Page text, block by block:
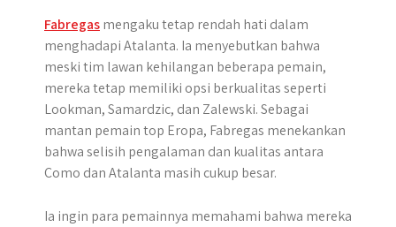
Fabregasmengaku tetap rendah hati dalam
menghadapi Atalanta. Ia menyebutkan bahwa
meski tim lawan kehilangan beberapa pemain,
mereka tetap memiliki opsi berkualitas seperti
Lookman, Samardzic, dan Zalewski. Sebagai
mantan pemain top Eropa, Fabregas menekankan
bahwa selisih pengalaman dan kualitas antara
Como dan Atalanta masih cukup besar.
Ia ingin para pemainnya memahami bahwa mereka